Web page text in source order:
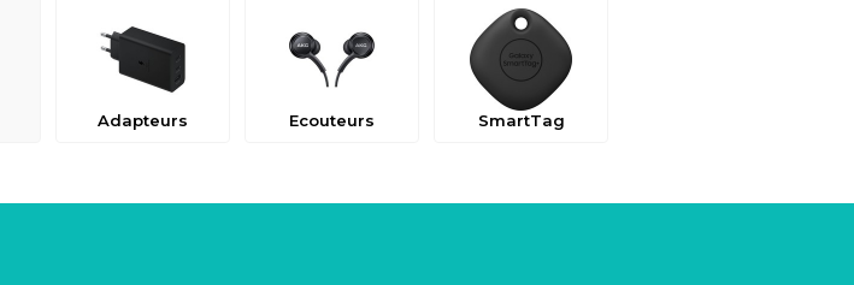
Adapteurs Ecouteurs SmartTag